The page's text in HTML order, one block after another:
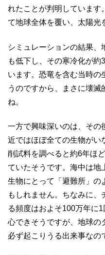
れたことが判明しています
て地球全体を覆い、太陽光
シミュレーションの結果
も低下し、その寒冷化が約
います。恐竜を含む当時の
うのですから、まさに壊
ね。
一方で興味深いのは、その
近ではほぼ全ての生物がい
削試料を調べると約6年ほ
ていたそうです。海中は地
生物にとって「避難所」の
もしれません。ちなみに、
る頻度はおよそ100万年に
心できそうですが、地球の
必ず起こりうる出来事なの